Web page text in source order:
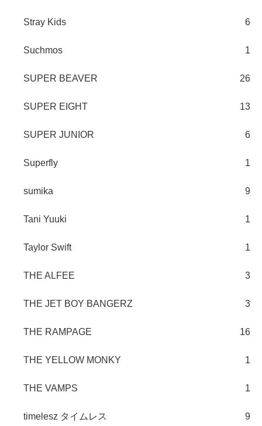
Stray Kids 6
Suchmos 1
SUPER BEAVER 26
SUPER EIGHT 13
SUPER JUNIOR 6
Superfly 1
sumika 9
Tani Yuuki 1
Taylor Swift 1
THE ALFEE 3
THE JET BOY BANGERZ 3
THE RAMPAGE 16
THE YELLOW MONKY 1
THE VAMPS 1
timelesz タイムレス 9